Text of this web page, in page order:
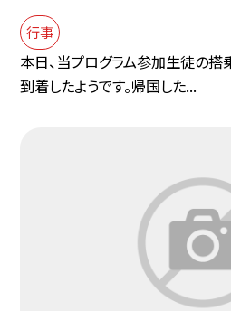
行事
本日、当プログラム参加生徒の搭
到着したようです。帰国した...